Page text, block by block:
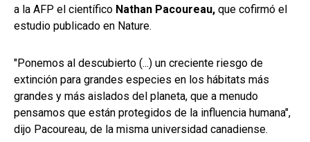
a la AFP el científico Nathan Pacoureau, que cofirmó el
estudio publicado en Nature.
"Ponemos al descubierto (...) un creciente riesgo de
extinción para grandes especies en los hábitats más
grandes y más aislados del planeta, que a menudo
pensamos que están protegidos de la influencia humana",
dijo Pacoureau, de la misma universidad canadiense.